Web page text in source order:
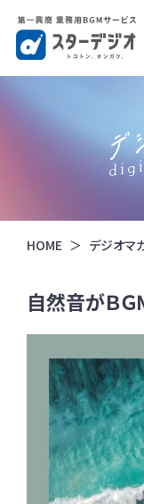
HOME デジオマ
自然音がＢＧ